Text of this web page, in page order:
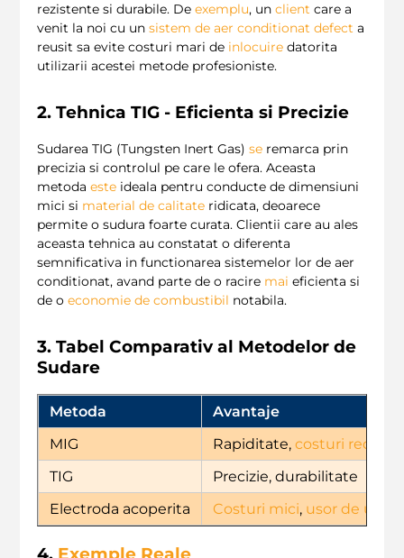
rezistente si durabile. De exemplu, un client care a
venit la noi cu un sistem de aer conditionat defect a
reusit sa evite costuri mari de inlocuire datorita
utilizarii acestei metode profesioniste.
2. Tehnica TIG - Eficienta si Precizie
Sudarea TIG (Tungsten Inert Gas) se remarca prin
precizia si controlul pe care le ofera. Aceasta
metoda este ideala pentru conducte de dimensiuni
mici si material de calitate ridicata, deoarece
permite o sudura foarte curata. Clientii care au ales
aceasta tehnica au constatat o diferenta
semnificativa in functionarea sistemelor lor de aer
conditionat, avand parte de o racire mai eficienta si
de o economie de combustibil notabila.
3. Tabel Comparativ al Metodelor de
Sudare
Metoda
Avantaje
MIG
Rapiditate, costuri reduse
TIG
Precizie, durabilitate
Electroda acoperita
Costuri mici, usor de